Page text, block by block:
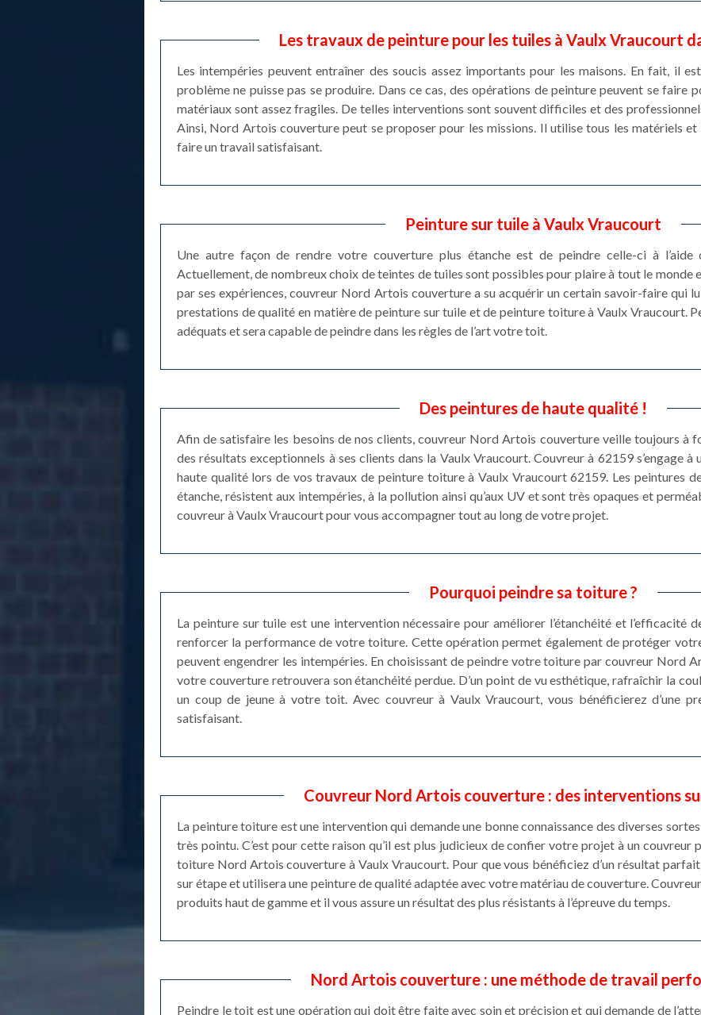
Les travaux de peinture pour les tuiles à Vaulx Vraucourt
Les intempéries peuvent entraîner des soucis assez importants pour les maisons. En fait, il
problème ne puisse pas se produire. Dans ce cas, des opérations de peinture peuvent se faire
matériaux sont assez fragiles. De telles interventions sont souvent difficiles et des
Ainsi, Nord Artois couverture peut se proposer pour les missions. Il utilise tous les matériels
faire un travail satisfaisant.
Peinture sur tuile à Vaulx Vraucourt
Une autre façon de rendre votre couverture plus étanche est de peindre celle-ci à l’aide
Actuellement, de nombreux choix de teintes de tuiles sont possibles pour plaire à tout le monde
par ses expériences, couvreur Nord Artois couverture a su acquérir un certain savoir-faire qui
prestations de qualité en matière de peinture sur tuile et de peinture toiture à Vaulx Vraucourt.
adéquats et sera capable de peindre dans les règles de l’art votre toit.
Des peintures de haute qualité !
Afin de satisfaire les besoins de nos clients, couvreur Nord Artois couverture veille toujours à
des résultats exceptionnels à ses clients dans la Vaulx Vraucourt. Couvreur à 62159 s’engage
haute qualité lors de vos travaux de peinture toiture à Vaulx Vraucourt 62159. Les peintures
étanche, résistent aux intempéries, à la pollution ainsi qu’aux UV et sont très opaques et
couvreur à Vaulx Vraucourt pour vous accompagner tout au long de votre projet.
Pourquoi peindre sa toiture ?
La peinture sur tuile est une intervention nécessaire pour améliorer l’étanchéité et l’efficacité
renforcer la performance de votre toiture. Cette opération permet également de protéger
peuvent engendrer les intempéries. En choisissant de peindre votre toiture par couvreur Nord
votre couverture retrouvera son étanchéité perdue. D’un point de vu esthétique, rafraîchir la
un coup de jeune à votre toit. Avec couvreur à Vaulx Vraucourt, vous bénéficierez d’une
satisfaisant.
Couvreur Nord Artois couverture : des interventions
La peinture toiture est une intervention qui demande une bonne connaissance des diverses
très pointu. C’est pour cette raison qu’il est plus judicieux de confier votre projet à un couvreur
toiture Nord Artois couverture à Vaulx Vraucourt. Pour que vous bénéficiez d’un résultat
sur étape et utilisera une peinture de qualité adaptée avec votre matériau de couverture.
produits haut de gamme et il vous assure un résultat des plus résistants à l’épreuve du temps.
Nord Artois couverture : une méthode de travail
Peindre le toit est une opération qui doit être faite avec soin et précision et qui demande de